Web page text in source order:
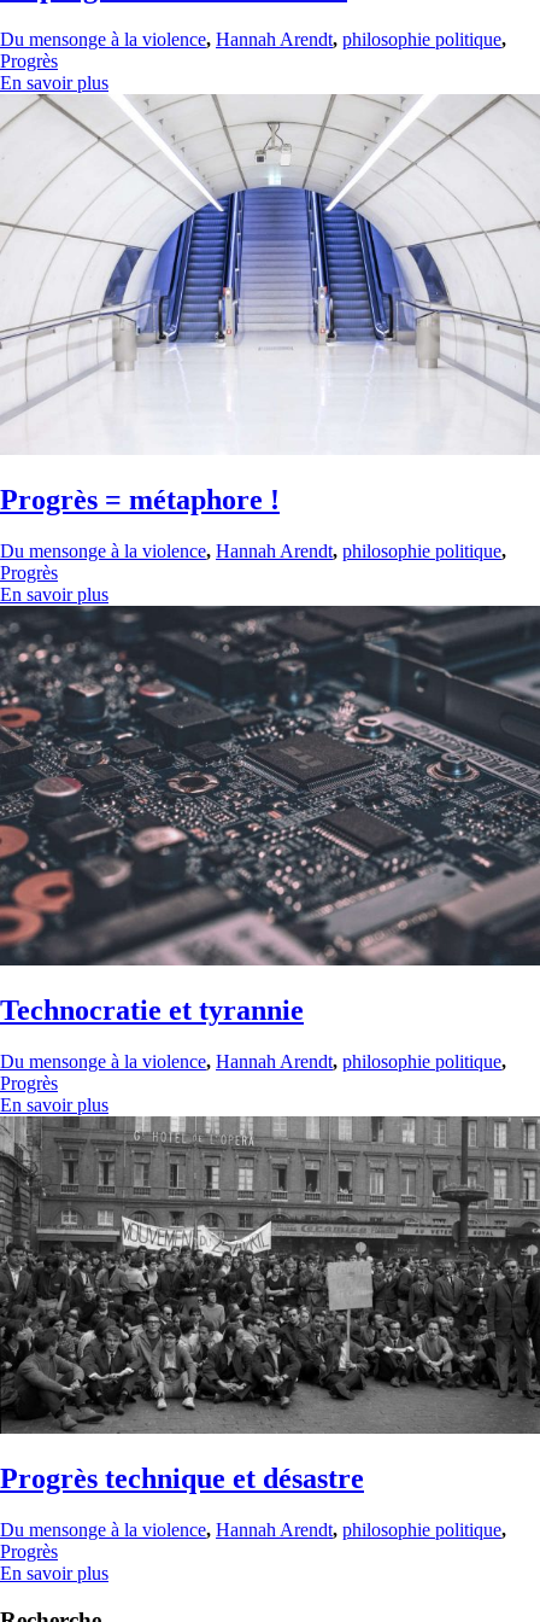
Du mensonge à la violence, Hannah Arendt, philosophie politique,
Progrès
En savoir plus
Progrès = métaphore !
Du mensonge à la violence, Hannah Arendt, philosophie politique,
Progrès
En savoir plus
Technocratie et tyrannie
Du mensonge à la violence, Hannah Arendt, philosophie politique,
Progrès
En savoir plus
Progrès technique et désastre
Du mensonge à la violence, Hannah Arendt, philosophie politique,
Progrès
En savoir plus